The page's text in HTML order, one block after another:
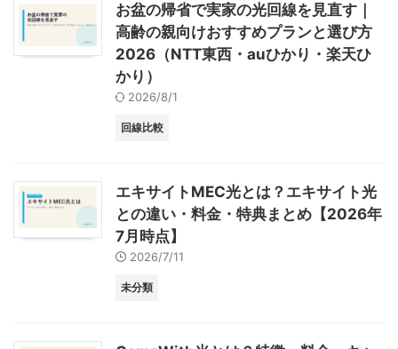
お盆の帰省で実家の光回線を見直す｜
高齢の親向けおすすめプランと選び方
2026（NTT東西・auひかり・楽天ひ
かり）
2026/8/1
回線比較
エキサイトMEC光とは？エキサイト光
との違い・料金・特典まとめ【2026年
7月時点】
2026/7/11
未分類